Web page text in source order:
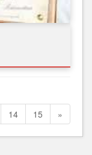
14 15 »